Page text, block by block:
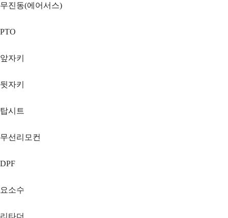
무진동(에어서스)
PTO
앞자키
뒷자키
탑시트
무선리모컨
DPF
요소수
리타더